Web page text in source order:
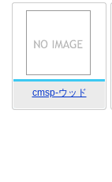
cmsp-ウッド